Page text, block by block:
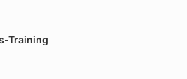
Training